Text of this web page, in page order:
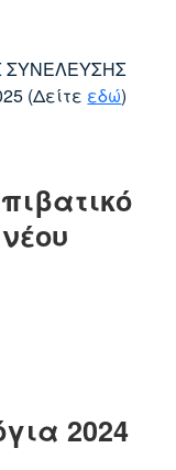
ΣΥΝΕΛΕΥΣΗΣ
(Δείτε εδώ)
2024